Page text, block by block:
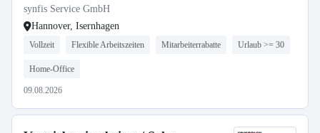
synfis Service GmbH
Hannover, Isernhagen
Vollzeit Flexible Arbeitszeiten Mitarbeiterrabatte Urlaub >= 30
Home-Office
09.08.2026